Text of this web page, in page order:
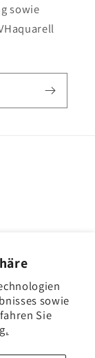
sowie
Sie
sowie